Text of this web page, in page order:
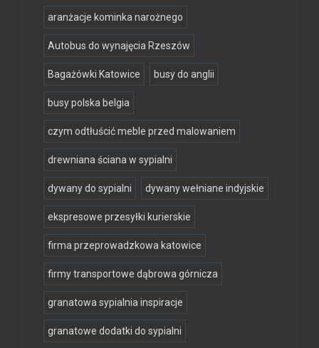
aranżacje kominka narożnego
Autobus do wynajęcia Rzeszów
Bagażówki Katowice busy do anglii
busy polska belgia
czym odtłuścić meble przed malowaniem
drewniana ściana w sypialni
dywany do sypialni dywany wełniane indyjskie
ekspresowe przesyłki kurierskie
firma przeprowadzkowa katowice
firmy transportowe dąbrowa górnicza
granatowa sypialnia inspiracje
granatowe dodatki do sypialni